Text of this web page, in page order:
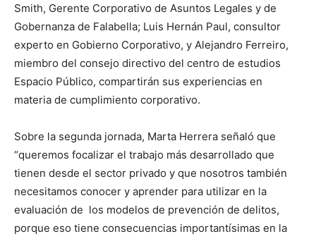
Smith, Gerente Corporativo de Asuntos Legales y de
Gobernanza de Falabella; Luis Hernán Paul, consultor
experto en Gobierno Corporativo, y Alejandro Ferreiro,
miembro del consejo directivo del centro de estudios
Espacio Público, compartirán sus experiencias en
materia de cumplimiento corporativo.
Sobre la segunda jornada, Marta Herrera señaló que
“queremos focalizar el trabajo más desarrollado que
tienen desde el sector privado y que nosotros también
necesitamos conocer y aprender para utilizar en la
evaluación de los modelos de prevención de delitos,
porque eso tiene consecuencias importantísimas en la